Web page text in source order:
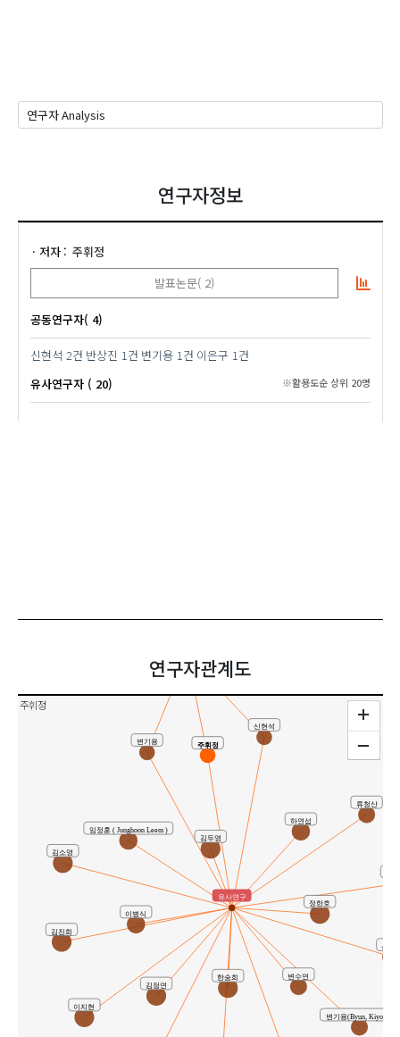
연구자정보
저자
주휘정
발표논문( 2)
공동연구자( 4)
신현석 2건 반상진 1건 변기용 1건 이은구 1건
유사연구자 ( 20)
※활용도순 상위 20명
연구자관계도
주휘정
변기용
신현석
김두영
김소영
김정연
김진희
류청산
변기용(Byun, Kiyong)
변수연
신종
이병식
이지현
임정훈 ( Junghoon Leem )
정한호
하연섭
한숭희
주휘정
유사연구